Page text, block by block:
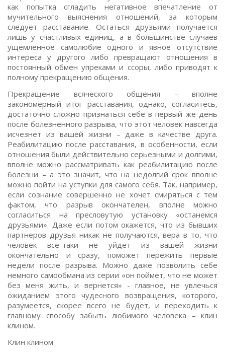
как попытка сгладить негативное впечатление от
мучительного выяснения отношений, за которым
следует расставание. Остаться друзьями получается
лишь у счастливых единиц, а в большинстве случаев
ущемленное самолюбие одного и явное отсутствие
интереса у другого либо превращают отношения в
постоянный обмен упреками и ссоры, либо приводят к
полному прекращению общения.
Прекращение всяческого общения – вполне
закономерный итог расставания, однако, согласитесь,
достаточно сложно признаться себе в первый же день
после болезненного разрыва, что этот человек навсегда
исчезнет из вашей жизни – даже в качестве друга.
Реабилитацию после расставания, в особенности, если
отношения были действительно серьезными и долгими,
вполне можно рассматривать как реабилитацию после
болезни – а это значит, что на недолгий срок вполне
можно пойти на уступки для самого себя. Так, например,
если сознание совершенно не хочет смиряться с тем
фактом, что разрыв окончателен, вполне можно
согласиться на пресловутую установку «останемся
друзьями». Даже если потом окажется, что из бывших
партнеров друзья никак не получаются, вера в то, что
человек все-таки не уйдет из вашей жизни
окончательно и сразу, поможет пережить первые
недели после разрыва. Можно даже позволить себе
немного самообмана из серии «он поймет, что не может
без меня жить, и вернется» - главное, не увлечься
ожиданием этого чудесного возвращения, которого,
разумеется, скорее всего не будет, и переходить к
главному способу забыть любимого человека – клин
клином.
Клин клином